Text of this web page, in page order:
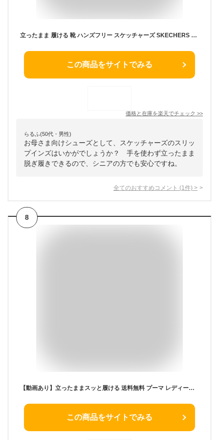
立ったまま 履ける 靴 ハンズフリー スケッチャーズ SKECHERS スリップインズ アリア スイート ボイス 158873 ネイビー ブラック トープ 靴 シューズ スニーカー スリッポン 手を使わずに履ける靴 レディース 母の日 プレゼント 靴
この商品をサイトでみる
価格と在庫を楽天でチェック >>
らるふ(50代・男性)
お母さま向けシューズとして、スケッチャーズのスリッ
プインズはいかがでしょうか？ 手を使わず立ったまま
脱ぎ履きできるので、シニアの方でも安心ですね。
全てのおすすめコメント (1 件) >
8
【動画あり】立ったままスッと履ける 送料無料 プーマ レディース メンズ スニーカー スリッポン 履き心地抜群 ふわふわインソール PUMA SOFTRIDE クルーズ EASE IN イーズイン ローカット シューズ 靴 2025秋冬新色 311997
この商品をサイトでみる